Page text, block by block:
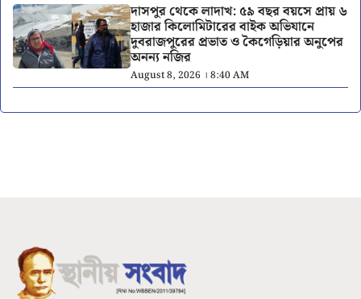
দাসপুর থেকে লাদাখ: ৫৯ বছর বয়সে প্রায় ৬
হাজার কিলোমিটারের বাইক অভিযানে
দুবরাজপুরের প্রভাত ও কৈগেড়িয়ার অনুপের
অনন্য নজির
August 8, 2026 । 8:40 AM